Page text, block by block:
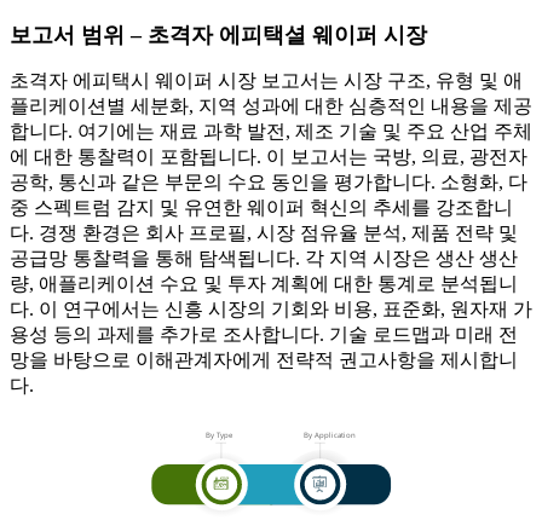
보고서 범위 – 초격자 에피택셜 웨이퍼 시장
초격자 에피택시 웨이퍼 시장 보고서는 시장 구조, 유형 및 애
플리케이션별 세분화, 지역 성과에 대한 심층적인 내용을 제공
합니다. 여기에는 재료 과학 발전, 제조 기술 및 주요 산업 주체
에 대한 통찰력이 포함됩니다. 이 보고서는 국방, 의료, 광전자
공학, 통신과 같은 부문의 수요 동인을 평가합니다. 소형화, 다
중 스펙트럼 감지 및 유연한 웨이퍼 혁신의 추세를 강조합니
다. 경쟁 환경은 회사 프로필, 시장 점유율 분석, 제품 전략 및
공급망 통찰력을 통해 탐색됩니다. 각 지역 시장은 생산 생산
량, 애플리케이션 수요 및 투자 계획에 대한 통계로 분석됩니
다. 이 연구에서는 신흥 시장의 기회와 비용, 표준화, 원자재 가
용성 등의 과제를 추가로 조사합니다. 기술 로드맵과 미래 전
망을 바탕으로 이해관계자에게 전략적 권고사항을 제시합니
다.